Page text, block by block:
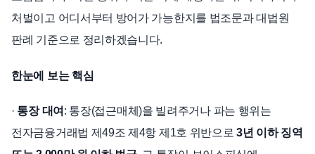
처벌이고 어디서부터 방어가 가능한지를 법조문과 대법원
판례 기준으로 정리하겠습니다.
한눈에 보는 핵심
· 통장 대여 : 통장(접근매체)을 빌려주거나 파는 행위는
전자금융거래법 제49조 제4항 제1호 위반으로3년 이하 징역